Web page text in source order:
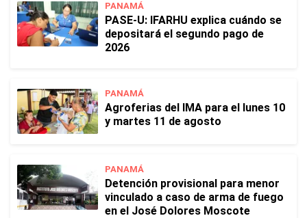
PANAMÁ
PASE-U: IFARHU explica cuándo se
depositará el segundo pago de
2026
PANAMÁ
Agroferias del IMA para el lunes 10
y martes 11 de agosto
PANAMÁ
Detención provisional para menor
vinculado a caso de arma de fuego
en el José Dolores Moscote